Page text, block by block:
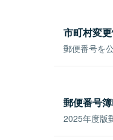
市町村変
郵便番号を
郵便番号
2025年度版